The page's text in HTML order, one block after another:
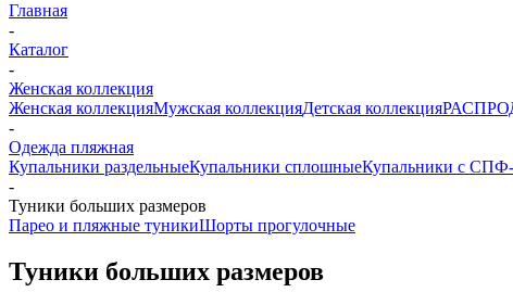
Главная
-
Каталог
-
Женская коллекция
Женская коллекцияМужская коллекцияДетская коллекция
-
Одежда пляжная
Купальники раздельныеКупальники сплошныеКупальники с
-
Туники больших размеров
Парео и пляжные туникиШорты прогулочные
Туники больших размеров